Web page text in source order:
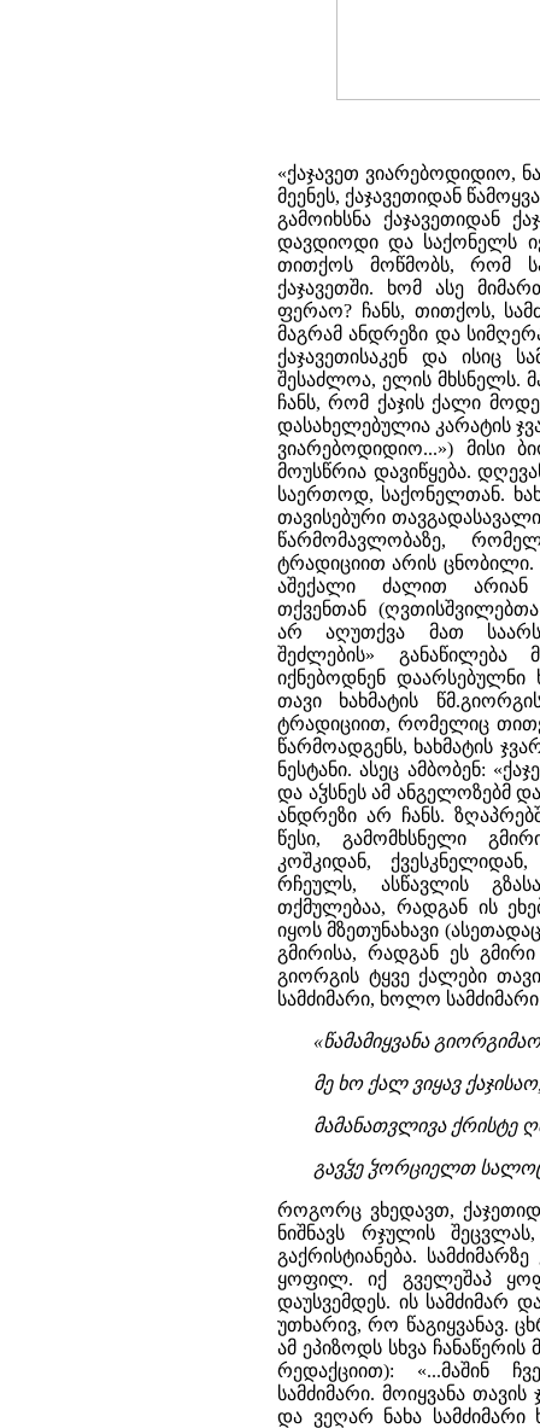
«ქაჯავეთ ვიარებოდიდიო,
მეენეს, ქაჯავეთიდან
გამოიხსნა ქაჯავეთიდან
დავდიოდი და საქონელს
თითქოს მოწმობს, რომ
ქაჯავეთში. ხომ ასე
ფერაო? ჩანს, თითქოს,
მაგრამ ანდრეზი და
ქაჯავეთისაკენ და ისიც
შესაძლოა, ელის მხსნელს.
ჩანს, რომ ქაჯის ქალი
დასახელებულია კარატის
ვიარებოდიდიო...») მისი
მოუსწრია დავიწყება.
საერთოდ, საქონელთან.
თავისებური
წარმომავლობაზე,
ტრადიციით არის ცნობილი.
აშექალი ძალით არიან
თქვენთან
არ აღუთქვა მათ
შეძლების»
იქნებოდნენ დაარსებულნი
თავი ხახმატის
ტრადიციით, რომელიც
წარმოადგენს, ხახმატის
ნესტანი. ასეც ამბობენ:
და აჴსნეს ამ ანგელოზებმ
ანდრეზი არ ჩანს.
წესი, გამომხსნელი
კოშკიდან,
რჩეულს, ასწავლის
თქმულებაა, რადგან ის
იყოს მზეთუნახავი
გმირისა, რადგან ეს
გიორგის ტყვე ქალები
სამძიმარი, ხოლო
«წამამიყვანა
მე ხო ქალ ვიყავ
მამანათვლივა ქრისტე
გავჴე ჴორციელთ
როგორც ვხედავთ,
ნიშნავს რჯულის
გაქრისტიანება.
ყოფილ. იქ გველეშაპ
დაუსვემდეს. ის სამძიმარ
უთხარივ, რო წაგიყვანავ.
ამ ეპიზოდს სხვა
რედაქციით): «...მაშინ
სამძიმარი. მოიყვანა
და ვეღარ ნახა